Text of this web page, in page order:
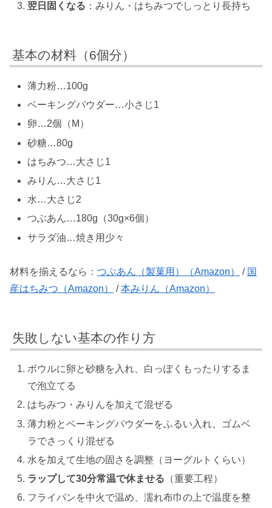
翌日固くなる ：みりん・はちみつでしっとり長持ち
基本の材料（6個分）
薄力粉…100g
ベーキングパウダー…小さじ1
卵…2個（M）
砂糖…80g
はちみつ…大さじ1
みりん…大さじ1
水…大さじ2
つぶあん…180g（30g×6個）
サラダ油…焼き用少々
材料を揃えるなら： つぶあん（製菓用）（Amazon） / 国
産はちみつ（Amazon）
/本みりん（Amazon）
失敗しない基本の作り方
ボウルに卵と砂糖を入れ、白っぽくもったりするま
で泡立てる
はちみつ・みりんを加えて混ぜる
薄力粉とベーキングパウダーをふるい入れ、ゴムベ
ラでさっくり混ぜる
水を加えて生地の固さを調整（ヨーグルトくらい）
ラップして30分常温で休ませる （重要工程）
フライパンを中火で温め、濡れ布巾の上で温度を整